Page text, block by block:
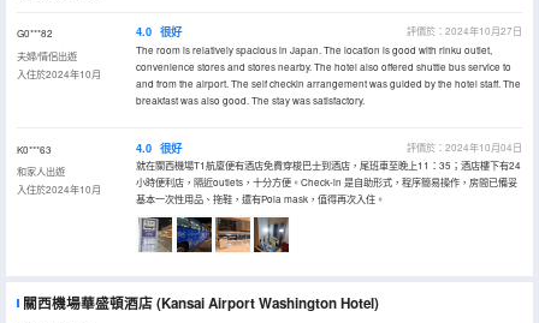
G0***82
夫婦/情侶出遊
入住於2024年10月
4.0 很好
評價於：2024年10月27日
The room is relatively spacious in Japan. The location is good with rinku outlet,
convenience stores and stores nearby. The hotel also offered shuttle bus service to
and from the airport. The self checkin arrangement was guided by the hotel staff. The
breakfast was also good. The stay was satisfactory.
K0***63
和家人出遊
入住於2024年10月
4.0 很好
評價於：2024年10月04日
就在關西機場T1航廈便有酒店免費穿梭巴士到酒店，尾班車至晚上11：35；酒店樓下有24
小時便利店，隔近outlets，十分方便。Check-in 是自助形式，程序簡易操作，房間已備妥
基本一次性用品、拖鞋，還有Pola mask，值得再次入住。
關西機場華盛頓酒店(Kansai Airport Washington Hotel)